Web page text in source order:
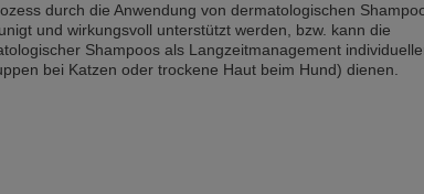
durch die Anwendung von dermatologischen
und wirkungsvoll unterstützt werden, bzw. kann die
Shampoos als Langzeitmanagement
bei Katzen oder trockene Haut beim Hund) dienen.